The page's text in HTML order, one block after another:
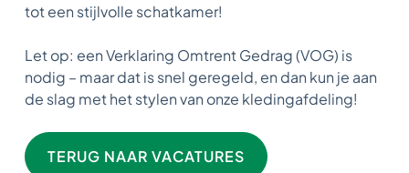
tot een stijlvolle schatkamer!
Let op: een Verklaring Omtrent Gedrag (VOG) is
nodig – maar dat is snel geregeld, en dan kun je aan
de slag met het stylen van onze kledingafdeling!
TERUG NAAR VACATURES